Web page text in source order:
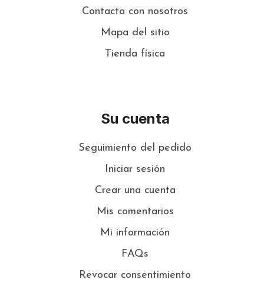
Contacta con nosotros
Mapa del sitio
Tienda física
Su cuenta
Seguimiento del pedido
Iniciar sesión
Crear una cuenta
Mis comentarios
Mi información
FAQs
Revocar consentimiento